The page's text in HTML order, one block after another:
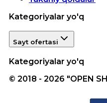
Kategoriyalar yo'q
Sayt ofertasi
Kategoriyalar yo'q
© 2018 - 2026 "OPEN